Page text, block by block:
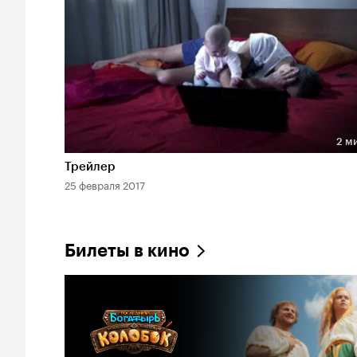
Длительность 2 мин
2
Трейлер
25 февраля 2017
Билеты в кино